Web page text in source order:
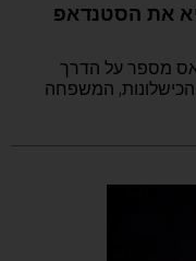
את הסטנדאפ
מספר על הדרך
הכישלונות, המשפחה